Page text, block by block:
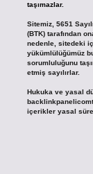
taşımazlar.
Sitemiz, 5651
(BTK) tarafından
nedenle, sitedeki
yükümlülüğümüz
sorumluluğunu
etmiş sayılırlar.
Hukuka ve yasal
içerikler yasal süre